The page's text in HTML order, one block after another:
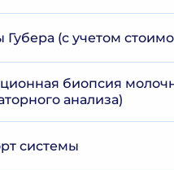
(с учетом
биопсия
анализа)
системы